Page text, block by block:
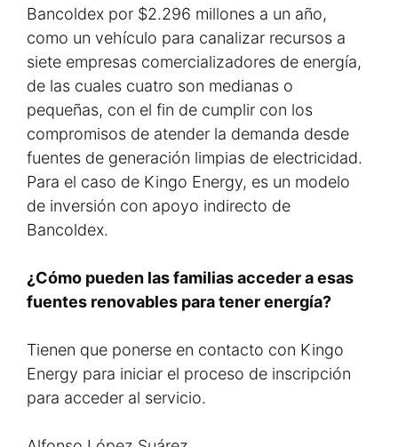
Bancoldex por $2.296 millones a un año,
como un vehículo para canalizar recursos a
siete empresas comercializadores de energía,
de las cuales cuatro son medianas o
pequeñas, con el fin de cumplir con los
compromisos de atender la demanda desde
fuentes de generación limpias de electricidad.
Para el caso de Kingo Energy, es un modelo
de inversión con apoyo indirecto de
Bancoldex.
¿Cómo pueden las familias acceder a esas
fuentes renovables para tener energía?
Tienen que ponerse en contacto con Kingo
Energy para iniciar el proceso de inscripción
para acceder al servicio.